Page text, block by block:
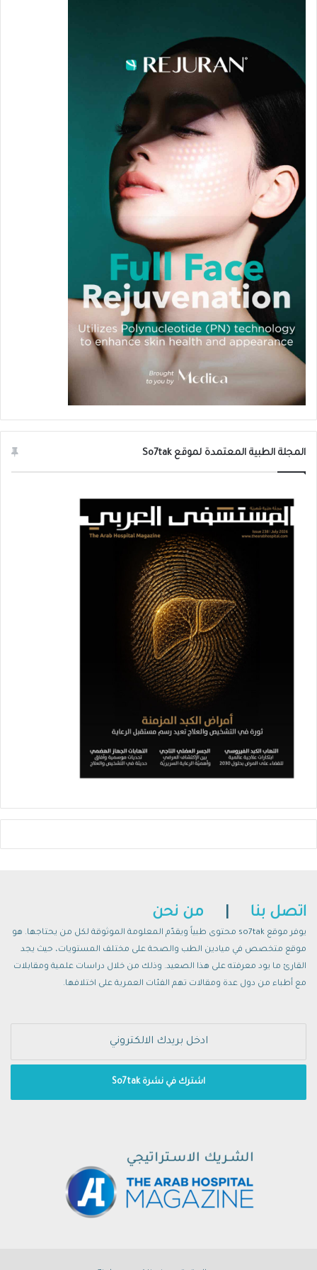
المجلة الطبية المعتمدة لموقع So7tak
اتصل بنا من نحن
يوفر موقع so7tak محتوى طبياً ويقدّم المعلومة الموثوقة لكل من يحتاجها. هو
موقع متخصص في ميادين الطب والصحة على مختلف المستويات، حيث يجد
القارئ ما يود معرفته على هذا الصعيد. وذلك من خلال دراسات علمية ومقابلات
مع أطباء من دول عدة ومقالات تهم الفئات العمرية على اختلافها.